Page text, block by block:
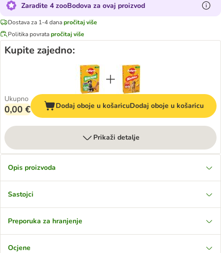
Zaradite 4 zooBodova za ovaj proizvod
Dostava za 1-4 danapročitaj više
Politika povratapročitaj više
Kupite zajedno:
Ukupno
0,00 € Dodaj oboje u košaricuDodaj oboje u košaricu
Prikaži detalje
Opis proizvoda
Sastojci
Preporuka za hranjenje
Ocjene